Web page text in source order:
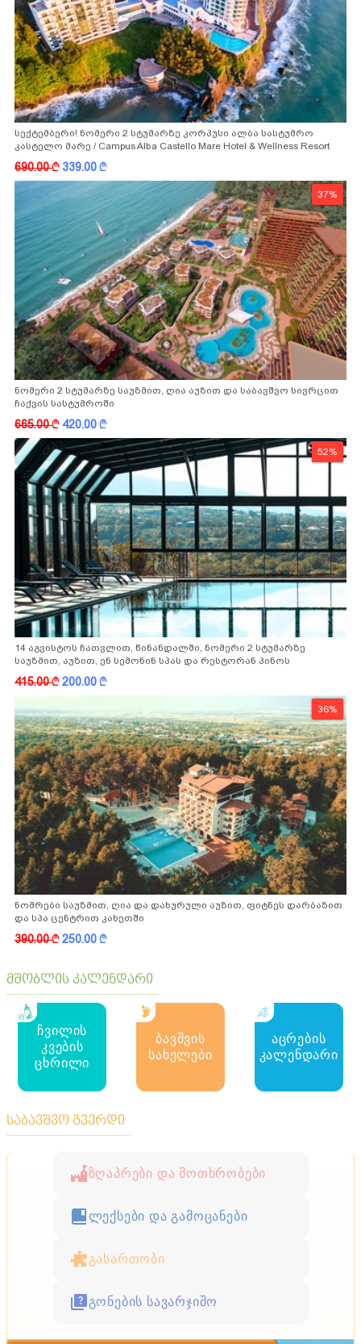
სექტემბერი! ნომერი 2 სტუმარზე კორპუსი ალბა სასტუმრო
კასტელო მარე / Campus Alba Castello Mare Hotel & Wellness Resort
690.00k 339.00k
37%
ნომერი 2 სტუმარზე საუზმით, ღია აუზით და საბავშვო სივრცით
ჩაქვის სასტუმროში
665.00k 420.00k
52%
14 აგვისტოს ჩათვლით, წინანდალში, ნომერი 2 სტუმარზე
საუზმით, აუზით, ენ სემონინ სპას და რესტორან პინოს
ფასდაკლებით
415.00k200.00k
36%
ნომრები საუზმით, ღია და დახურული აუზით, ფიტნეს დარბაზით
და სპა ცენტრით კახეთში
390.00k250.00k
მშობლის კალენდარი
ჩვილის
კვების
ცხრილი
ბავშვის
სახელები
აცრების
კალენდარი
საბავშვო გვერდი
ზღაპრები და მოთხრობები
ლექსები და გამოცანები
გასართობი
გონების სავარჯიშო